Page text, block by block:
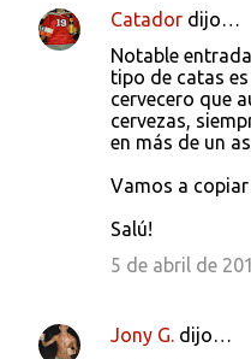
Catador dijo…
Notable
tipo de catas
cervecero que
cervezas,
en más de un
Vamos a copiar
Salú!
5 de abril de
Jony G. dijo…